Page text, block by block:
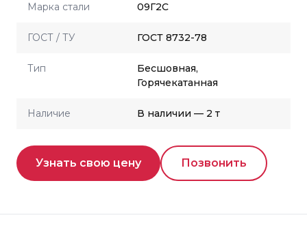
Марка стали 09Г2С
ГОСТ / ТУ ГОСТ 8732-78
Тип
Бесшовная,
Горячекатанная
Наличие В наличии — 2 т
Узнать свою цену Позвонить